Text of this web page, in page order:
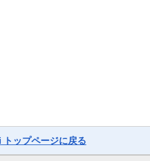
ップページに戻る